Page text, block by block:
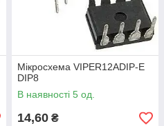
Мікросхема VIPER12ADIP-E
DIP8
В наявності 5 од.
14,60 ₴